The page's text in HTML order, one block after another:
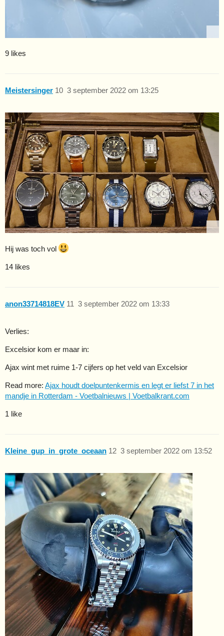
9 likes
Meistersinger 3 september 2022 om 13:25
10
Hij was toch vol
14 likes
anon33714818EV 3 september 2022 om 13:33
11
Verlies:
Excelsior kom er maar in:
Ajax wint met ruime 1-7 cijfers op het veld van Excelsior
Read more: Ajax houdt doelpuntenkermis en legt er liefst 7 in het
mandje in Rotterdam - Voetbalnieuws | Voetbalkrant.com
1 like
Kleine_gup_in_grote_oceaan 3 september 2022 om 13:52
12